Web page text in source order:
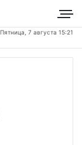
Пятница, 7 августа 15:21